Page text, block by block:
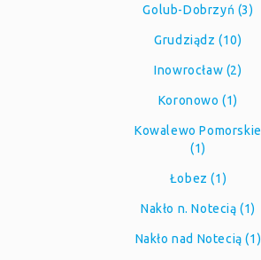
Golub-Dobrzyń (3)
Grudziądz (10)
Inowrocław (2)
Koronowo (1)
Kowalewo Pomorskie
(1)
Łobez (1)
Nakło n. Notecią (1)
Nakło nad Notecią (1)